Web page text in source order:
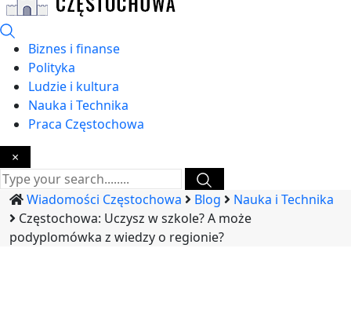
Biznes i finanse
Polityka
Ludzie i kultura
Nauka i Technika
Praca Częstochowa
×
Wiadomości Częstochowa Blog
Nauka i Technika
Częstochowa: Uczysz w szkole? A może
podyplomówka z wiedzy o regionie?